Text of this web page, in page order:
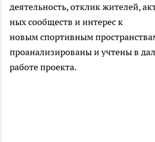
деятельность, отклик жителей,
ных сообществ и интерес к
новым спортивным
проанализированы и учтены в
работе проекта.